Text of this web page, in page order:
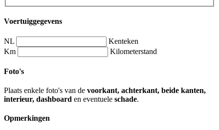
Voertuiggegevens
NL
Kenteken
Km
Kilometerstand
Foto's
Plaats enkele foto's van de voorkant, achterkant, beide kanten,
interieur, dashboard en eventuele schade.
Opmerkingen